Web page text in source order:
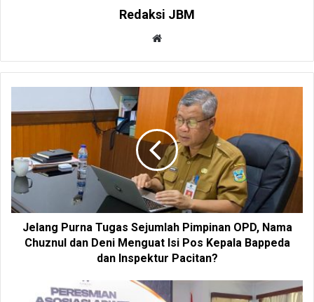
Redaksi JBM
b
s
e
Jelang Purna Tugas Sejumlah Pimpinan OPD, Nama
Chuznul dan Deni Menguat Isi Pos Kepala Bappeda
dan Inspektur Pacitan?